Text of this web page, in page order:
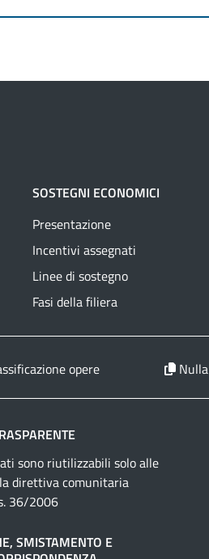
SOSTEGNI ECONOMICI
Presentazione
Incentivi assegnati
Linee di sostegno
Fasi della filiera
opere
sono riutilizzabili solo alle
direttiva comunitaria
36/2006
SMISTAMENTO E